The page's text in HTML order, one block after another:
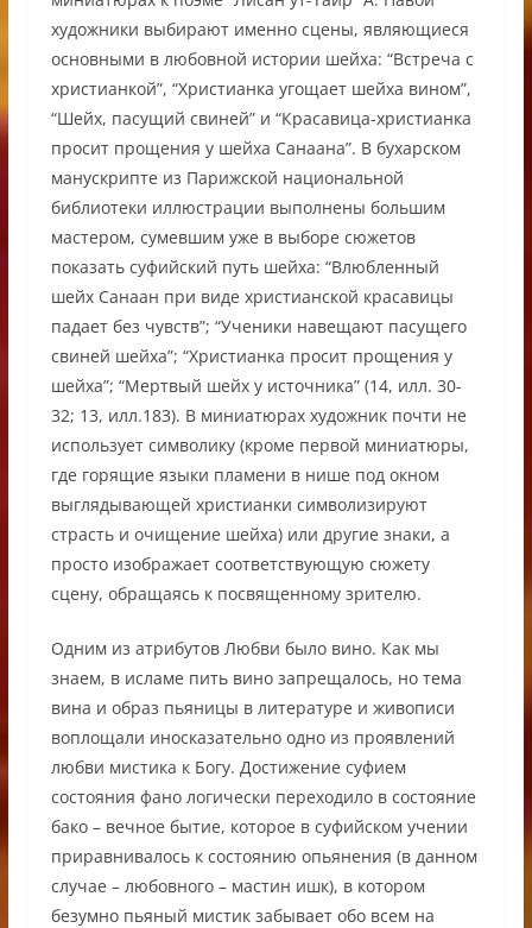
художники выбирают именно сцены, являющиеся
основными в любовной истории шейха: “Встреча с
христианкой”, “Христианка угощает шейха вином”,
“Шейх, пасущий свиней” и “Красавица-христианка
просит прощения у шейха Санаана”. В бухарском
манускрипте из Парижской национальной
библиотеки иллюстрации выполнены большим
мастером, сумевшим уже в выборе сюжетов
показать суфийский путь шейха: “Влюбленный
шейх Санаан при виде христианской красавицы
падает без чувств”; “Ученики навещают пасущего
свиней шейха”; “Христианка просит прощения у
шейха”; “Мертвый шейх у источника” (14, илл. 30-
32; 13, илл.183). В миниатюрах художник почти не
использует символику (кроме первой миниатюры,
где горящие языки пламени в нише под окном
выглядывающей христианки символизируют
страсть и очищение шейха) или другие знаки, а
просто изображает соответствующую сюжету
сцену, обращаясь к посвященному зрителю.
Одним из атрибутов Любви было вино. Как мы
знаем, в исламе пить вино запрещалось, но тема
вина и образ пьяницы в литературе и живописи
воплощали иносказательно одно из проявлений
любви мистика к Богу. Достижение суфием
состояния фано логически переходило в состояние
бако – вечное бытие, которое в суфийском учении
приравнивалось к состоянию опьянения (в данном
случае – любовного – мастин ишк), в котором
безумно пьяный мистик забывает обо всем на